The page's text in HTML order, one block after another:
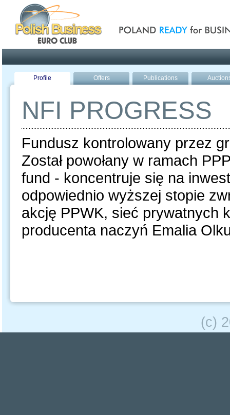
Profile Offers Publications
NFI PROGRESS
Fundusz kontrolowany przez
Został powołany w ramach
fund - koncentruje się na
odpowiednio wyższej stopie
akcję PPWK, sieć prywatnych
producenta naczyń Emalia
(c)